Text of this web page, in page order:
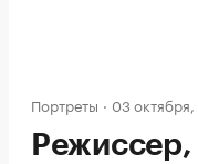
Портреты 03